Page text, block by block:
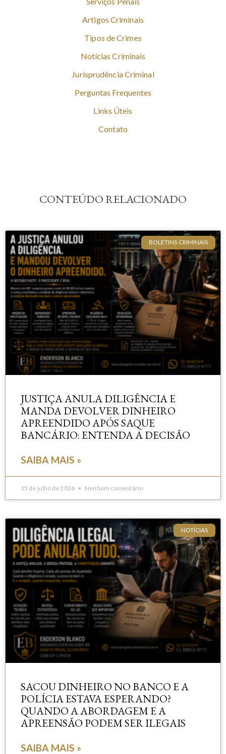
Artigos Criminais
Tipos de Crimes
Notícias Criminais
Jurisprudência Criminal
Perguntas Frequentes
Links Úteis
Contato
CONTEÚDO RELACIONADO
BOLETINS CRIMINAIS
JUSTIÇA ANULA DILIGÊNCIA E
MANDA DEVOLVER DINHEIRO
APREENDIDO APÓS SAQUE
BANCÁRIO: ENTENDA A DECISÃO
SAIBA MAIS »
15 de julho de 2026 Nenhum comentário
NOTÍCIAS
SACOU DINHEIRO NO BANCO E A
POLÍCIA ESTAVA ESPERANDO?
QUANDO A ABORDAGEM E A
APREENSÃO PODEM SER ILEGAIS
SAIBA MAIS »